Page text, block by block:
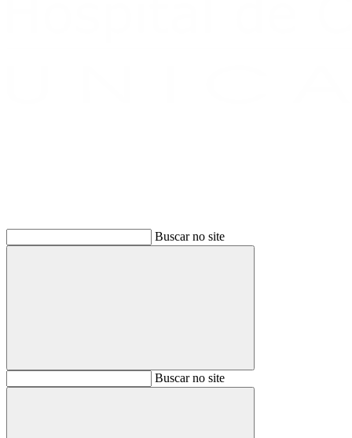
Buscar no site
BuscarBuscar no site